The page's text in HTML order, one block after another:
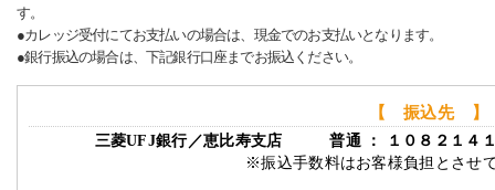
す。
●カレッジ受付にてお支払いの場合は、現金でのお支払いとなります。
●銀行振込の場合は、下記銀行口座までお振込ください。
【 振込先 】
三菱UFJ銀行／恵比寿支店 普通 ： １０８２１
※振込手数料はお客様負担とさせ